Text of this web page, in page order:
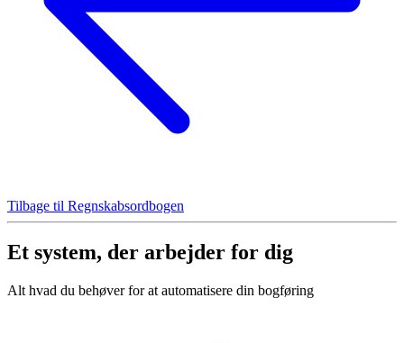
Tilbage til Regnskabsordbogen
Et system, der arbejder for dig
Alt hvad du behøver for at automatisere din bogføring